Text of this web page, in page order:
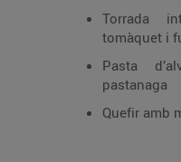
Torrada
tomàquet i
Pasta
pastanaga
Quefir amb